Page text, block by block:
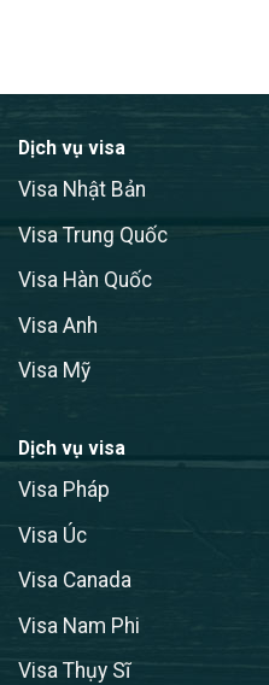
Dịch vụ visa
Visa Nhật Bản
Visa Trung Quốc
Visa Hàn Quốc
Visa Anh
Visa Mỹ
Dịch vụ visa
Visa Pháp
Visa Úc
Visa Canada
Visa Nam Phi
Visa Thụy Sĩ